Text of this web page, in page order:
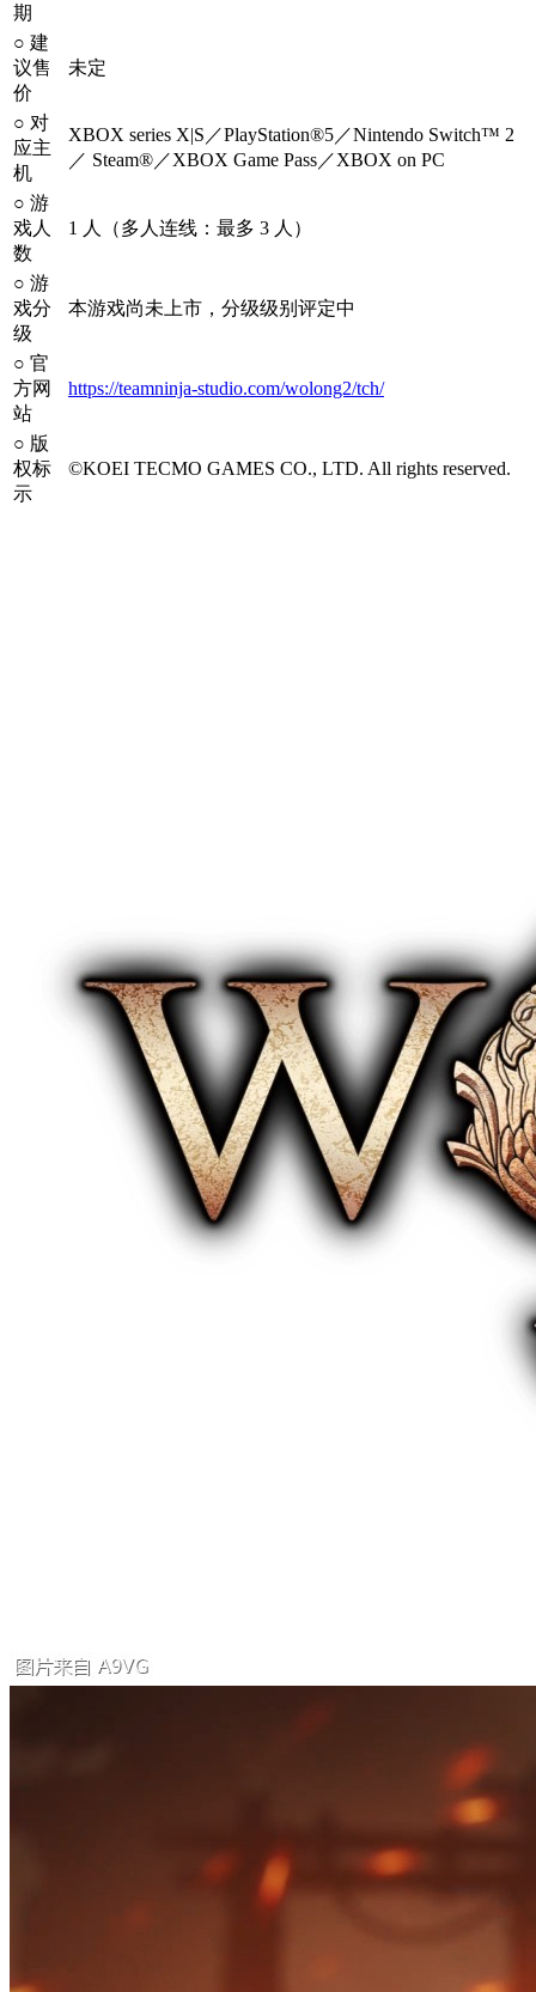
期
○ 建
议售
价
未定
○ 对
应主
机
XBOX series X|S／PlayStation®5／Nintendo Switch™ 2
／ Steam®／XBOX Game Pass／XBOX on PC
○ 游
戏人
数
1 人（多人连线：最多 3 人 ）
○ 游
戏分
级
本游戏尚未上市，分级级别评定中
○ 官
方网
站
https://teamninja-studio.com/wolong2/tch/
○ 版
权标
示
©KOEI TECMO GAMES CO., LTD. All rights reserved.